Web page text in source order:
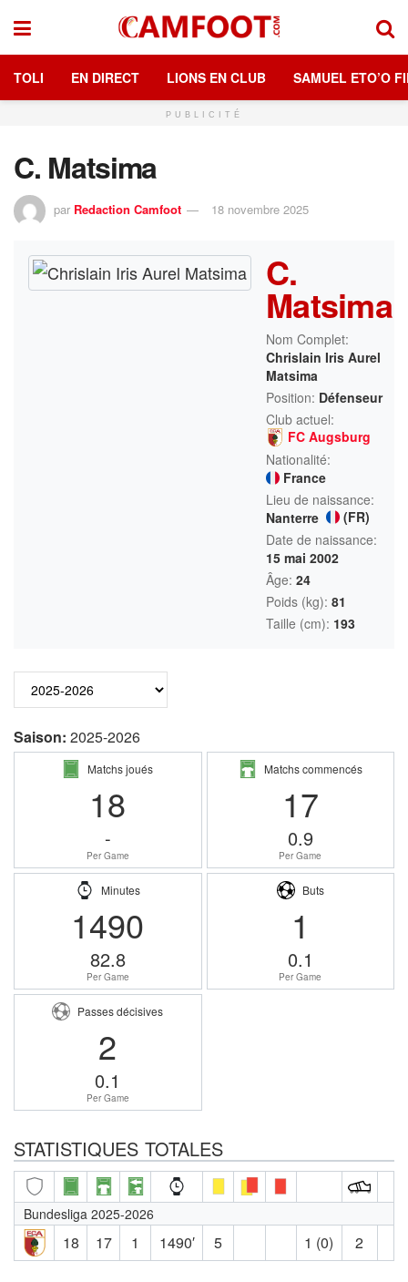
TOLI EN DIRECT LIONS EN CLUB SAMUEL ETO’O
PUBLICITÉ
C. Matsima
par Redaction Camfoot 18 novembre 2025
C.
Matsima
Nom Complet:
Chrislain Iris Aurel
Matsima
Position: Défenseur
Club actuel:
FC Augsburg
Nationalité:
France
Lieu de naissance:
Nanterre
(FR)
Date de naissance:
15 mai 2002
Âge: 24
Poids (kg): 81
Taille (cm): 193
Saison: 2025-2026
Matchs joués
18
-
Per Game
Matchs commencés
17
0.9
Per Game
Minutes
1490
82.8
Per Game
Buts
1
0.1
Per Game
Passes décisives
2
0.1
Per Game
STATISTIQUES TOTALES
Bundesliga 2025-2026
18 17 1 1490′ 5 1 (0) 2